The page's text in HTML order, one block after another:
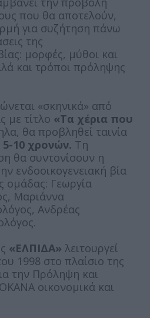
που θα αποτελούν,
για συζήτηση πάνω
της
μορφές, μύθοι και
και τρόποι πρόληψης
«σκηνικά» από
με τίτλο «Τα χέρια που
θα προβληθεί ταινία
5-10 χρονών. Τη
θα συντονίσουν η
ενδοοικογενειακή βία
ομάδας: Γεωργία
Μαριάννα
Ανδρέας
«ΕΛΠΙΔΑ» λειτουργεί
1998 στο πλαίσιο της
την Πρόληψη και
οικονομικά και